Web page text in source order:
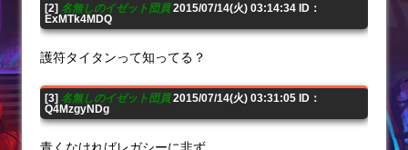
[2] 名無しのイゼット団員2015/07/14(火) 03:14:34 ID：
ExMTk4MDQ
護符タイタンって知ってる？
[3] 名無しのイゼット団員2015/07/14(火) 03:31:05 ID：
Q4MzgyNDg
青くなければレガシーに非ず